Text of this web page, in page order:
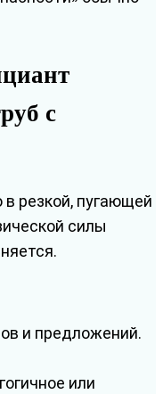
с
резкой, пугающей
силы
и предложений.
или